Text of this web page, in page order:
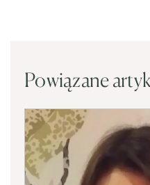
Powiązane